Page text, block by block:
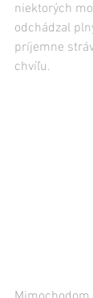
niektorých
odchádzal
príjemne
chvíľu.